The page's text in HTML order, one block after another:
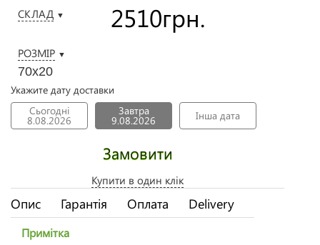
СКЛАД ▼
РОЗМІР ▼
70х20
2510грн.
Укажите дату доставки
Сьогодні
8.08.2026
Завтра
9.08.2026 Інша дата
Замовити
Купити в один клік
Опис Гарантія Оплата Delivery
Примітка